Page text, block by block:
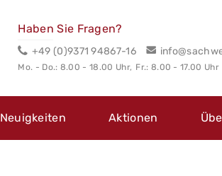
Haben Sie Fragen?
+49 (0)9371 94867-16
Mo. - Do.: 8.00 - 18.00 Uhr, Fr.: 8.00 - 17.00 Uhr
Neuigkeiten Aktionen